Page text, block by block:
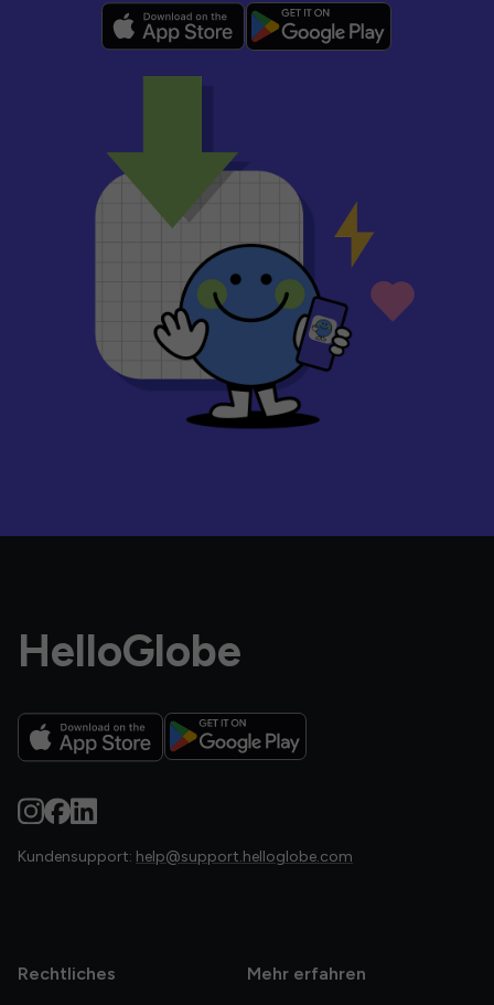
HelloGlobe
Kundensupport: help@support.helloglobe.com
Rechtliches Mehr erfahren